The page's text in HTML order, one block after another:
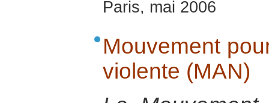
Paris, mai 2006
Mouvement
violente (MAN)